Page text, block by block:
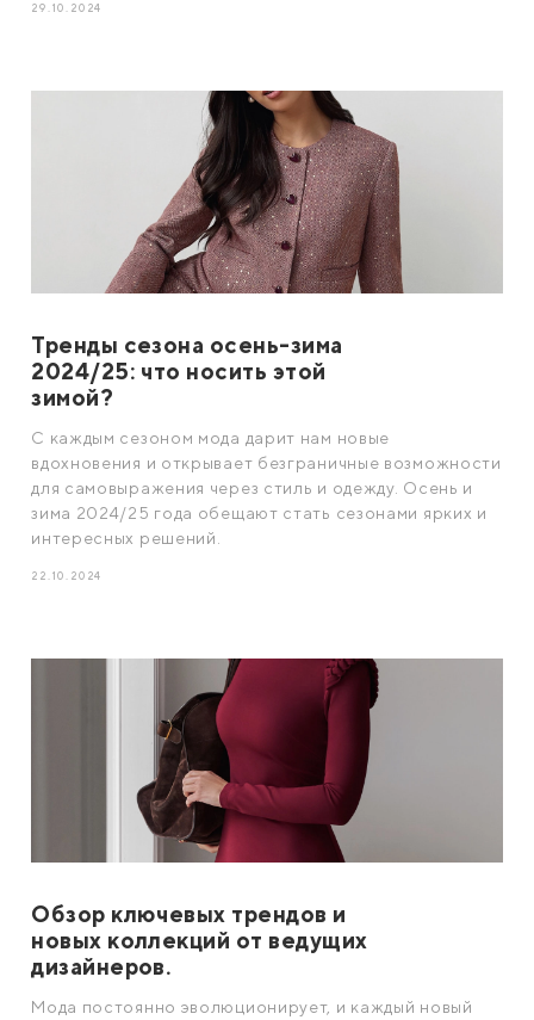
29.10.2024
Тренды сезона осень-зима
2024/25: что носить этой
зимой?
С каждым сезоном мода дарит нам новые
вдохновения и открывает безграничные возможности
для самовыражения через стиль и одежду. Осень и
зима 2024/25 года обещают стать сезонами ярких и
интересных решений.
22.10.2024
Обзор ключевых трендов и
новых коллекций от ведущих
дизайнеров.
Мода постоянно эволюционирует, и каждый новый